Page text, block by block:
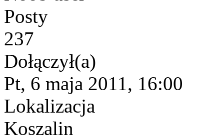
Posty
237
Dołączył(a)
Pt, 6 maja 2011, 16:00
Lokalizacja
Koszalin